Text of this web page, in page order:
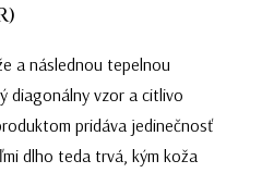
a následnou tepelnou
diagonálny vzor a citlivo
pridáva jedinečnosť
dlho teda trvá, kým koža